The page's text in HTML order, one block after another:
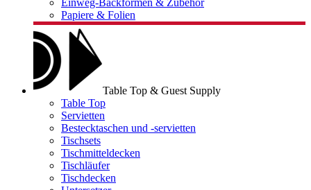
Einweg-Backformen & Zubehör
Papiere & Folien
Table Top & Guest Supply
Table Top
Servietten
Bestecktaschen und -servietten
Tischsets
Tischmitteldecken
Tischläufer
Tischdecken